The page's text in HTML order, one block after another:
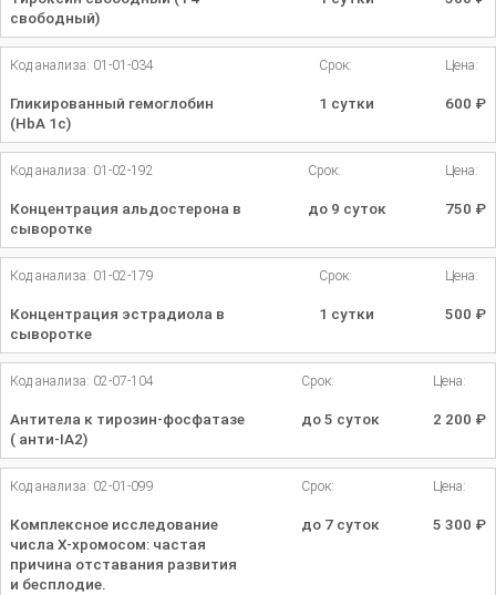
свободный)
Код анализа: 01-01-034
Гликированный гемоглобин
(HbA 1c)
Срок:
1 сутки
Цена:
600 ₽
Код анализа: 01-02-192
Концентрация альдостерона в
сыворотке
Срок:
до 9 суток
Цена:
750 ₽
Код анализа: 01-02-179
Концентрация эстрадиола в
сыворотке
Срок:
1 сутки
Цена:
500 ₽
Код анализа: 02-07-104
Антитела к тирозин-фосфатазе
( анти-IA2)
Срок:
до 5 суток
Цена:
2 200 ₽
Код анализа: 02-01-099
Комплексное исследование
числа Х-хромосом: частая
причина отставания развития
и бесплодие.
Срок:
до 7 суток
Цена:
5 300 ₽